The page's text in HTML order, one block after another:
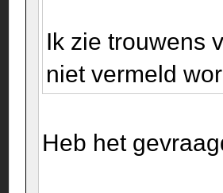
Ik zie trouwens
niet vermeld
Heb het